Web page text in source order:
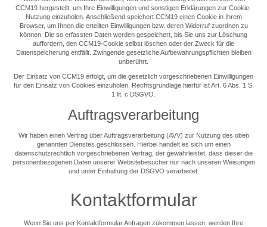
CCM19 hergestellt, um Ihre Einwilligungen und sonstigen Erklärungen zur Cookie-
Nutzung einzuholen. Anschließend speichert CCM19 einen Cookie in Ihrem
Browser, um Ihnen die erteilten Einwilligungen bzw. deren Widerruf zuordnen zu
können. Die so erfassten Daten werden gespeichert, bis Sie uns zur Löschung
auffordern, den CCM19-Cookie selbst löschen oder der Zweck für die
Datenspeicherung entfällt. Zwingende gesetzliche Aufbewahrungspflichten bleiben
unberührt.
Der Einsatz von CCM19 erfolgt, um die gesetzlich vorgeschriebenen Einwilligungen
für den Einsatz von Cookies einzuholen. Rechtsgrundlage hierfür ist Art. 6 Abs. 1 S.
1 lit. c DSGVO.
Auftragsverarbeitung
Wir haben einen Vertrag über Auftragsverarbeitung (AVV) zur Nutzung des oben
genannten Dienstes geschlossen. Hierbei handelt es sich um einen
datenschutzrechtlich vorgeschriebenen Vertrag, der gewährleistet, dass dieser die
personenbezogenen Daten unserer Websitebesucher nur nach unseren Weisungen
und unter Einhaltung der DSGVO verarbeitet.
Kontaktformular
Wenn Sie uns per Kontaktformular Anfragen zukommen lassen, werden Ihre